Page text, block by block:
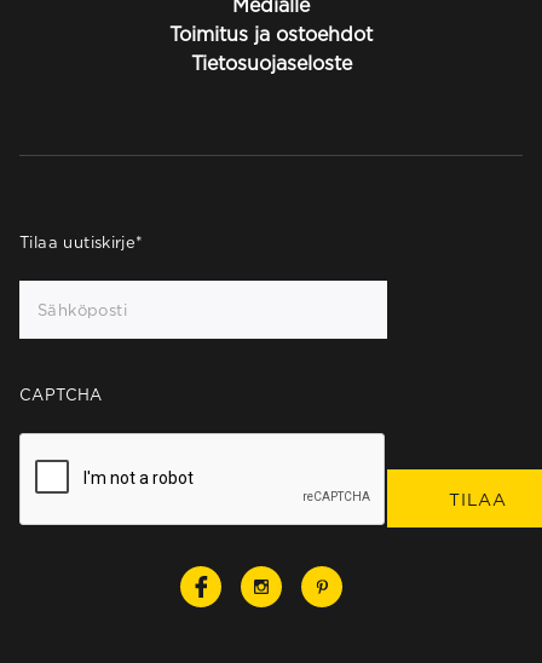
Medialle
Toimitus ja ostoehdot
Tietosuojaseloste
Tilaa uutiskirje*
CAPTCHA